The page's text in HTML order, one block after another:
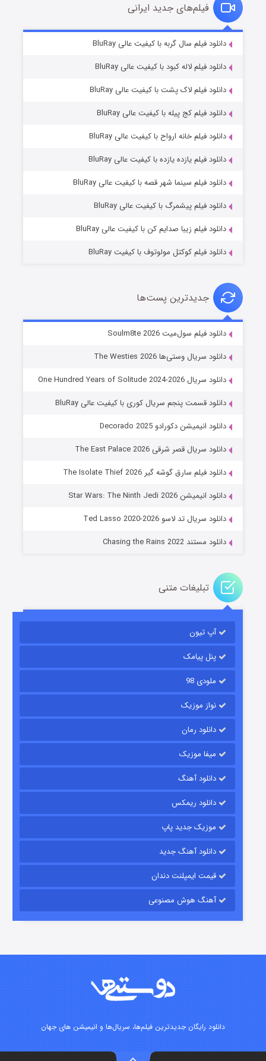
قسمت۷ (زیرنویس) منتشر شد
خاندان اژدها فصل ۳
جادوگری در مغولستان
قسمت ۱۴ (زیرنویس) منتشر شد
رویایی برای تو
قسمت
قسمت۲ (دوبله) منتشر شد
فیلم‌های جدید ایرانی
دانلود فیلم سال گربه با کیفیت عالی BluRay
دانلود فیلم لاله کبود با کیفیت عالی BluRay
دانلود فیلم لاک پشت با کیفیت عالی BluRay
دانلود فیلم کج‌ پیله با کیفیت عالی BluRay
دانلود فیلم خانه ارواح با کیفیت عالی BluRay
دانلود فیلم یازده یازده با کیفیت عالی BluRay
دانلود فیلم سینما شهر قصه با کیفیت عالی BluRay
دانلود فیلم پیشمرگ با کیفیت عالی BluRay
دانلود فیلم زیبا صدایم کن با کیفیت عالی BluRay
دانلود فیلم کوکتل مولوتوف با کیفیت BluRay
جدیدترین پست‌ها
دانلود فیلم سول‌میت Soulm8te 2026
دانلود سریال وستی‌ها The Westies 2026
دانلود سریال One Hundred Years of Solitude 2024-2026
دانلود قسمت پنجم سریال کوری با کیفیت عالی BluRay
دانلود انیمیشن دکورادو Decorado 2025
دانلود سریال قصر شرقی The East Palace 2026
دانلود فیلم سارق گوشه گیر The Isolate Thief 2026
دانلود انیمیشن Star Wars: The Ninth Jedi 2026
دانلود سریال تد لاسو Ted Lasso 2020-2026
دانلود مستند Chasing the Rains 2022
تبلیغات متنی
آپ تیون
پنل پیامک
ملودی 98
نواز موزیک
دانلود رمان
میفا موزیک
دانلود آهنگ
دانلود ریمکس
موزیک جدید پاپ
دانلود آهنگ جدید
قیمت ایمپلنت دندان
آهنگ هوش مصنوعی
دانلود رایگان جدیدترین فیلم‌ها، سریال‌ها و انیمیشن های جهان